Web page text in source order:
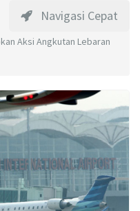
Navigasi Cepat
Aksi Angkutan Lebaran